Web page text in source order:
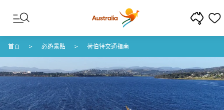
跳至內容
跳至頁尾導覽
首頁 必遊景點 荷伯特交通指南